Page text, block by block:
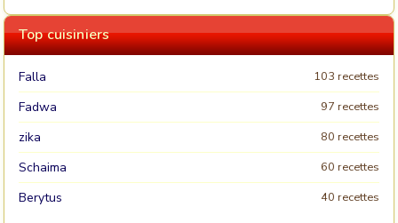
Top cuisiniers
Falla 103 recettes
Fadwa 97 recettes
zika 80 recettes
Schaima 60 recettes
Berytus
40 recettes